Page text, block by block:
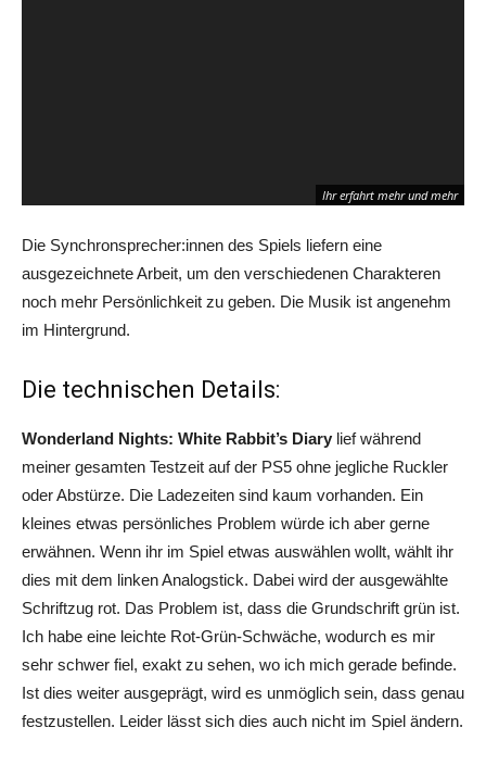
Wen schickt ihr zusammen auf die nächste Aktivität?
Ihr erfahrt mehr und mehr
An all diesen Ort
Die Synchronsprecher:innen des Spiels liefern eine
ausgezeichnete Arbeit, um den verschiedenen Charakteren
noch mehr Persönlichkeit zu geben. Die Musik ist angenehm
im Hintergrund.
Die technischen Details:
Wonderland Nights: White Rabbit’s Diary lief während
meiner gesamten Testzeit auf der PS5 ohne jegliche Ruckler
oder Abstürze. Die Ladezeiten sind kaum vorhanden. Ein
kleines etwas persönliches Problem würde ich aber gerne
erwähnen. Wenn ihr im Spiel etwas auswählen wollt, wählt ihr
dies mit dem linken Analogstick. Dabei wird der ausgewählte
Schriftzug rot. Das Problem ist, dass die Grundschrift grün ist.
Ich habe eine leichte Rot-Grün-Schwäche, wodurch es mir
sehr schwer fiel, exakt zu sehen, wo ich mich gerade befinde.
Ist dies weiter ausgeprägt, wird es unmöglich sein, dass genau
festzustellen. Leider lässt sich dies auch nicht im Spiel ändern.